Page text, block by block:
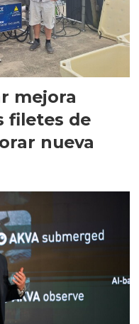
mejora
filetes de
nueva